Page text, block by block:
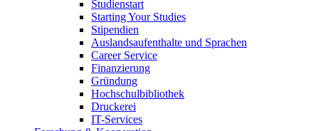
Studienstart
Starting Your Studies
Stipendien
Auslandsaufenthalte und Sprachen
Career Service
Finanzierung
Gründung
Hochschulbibliothek
Druckerei
IT-Services